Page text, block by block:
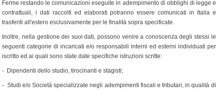
Ferme restando le comunicazioni eseguite in adempimento di obblighi di legge e
contrattuali, i dati raccolti ed elaborati potranno essere comunicati in Italia e
trasferiti all'estero esclusivamente per le finalità sopra specificate.
Inoltre, nella gestione dei suoi dati, possono venire a conoscenza degli stessi le
seguenti categorie di incaricati e/o responsabili interni ed esterni individuati per
iscritto ed ai quali sono state date specifiche istruzioni scritte:
- Dipendenti dello studio, tirocinanti e stagisti;
- Studi e/o Società specializzate negli adempimenti fiscali e tributari, in qualità di